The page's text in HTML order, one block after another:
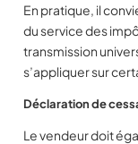
En pratique, il
du service des
transmission
s’appliquer sur
Déclaration de
Le vendeur doit